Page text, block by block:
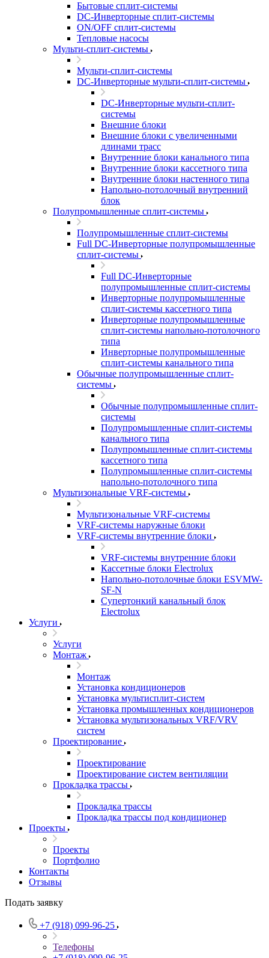
Бытовые сплит-системы
DC-Инверторные сплит-системы
ON/OFF сплит-системы
Тепловые насосы
Мульти-сплит-системы
Мульти-сплит-системы
DC-Инверторные мульти-сплит-системы
DC-Инверторные мульти-сплит-
системы
Внешние блоки
Внешние блоки с увеличенными
длинами трасс
Внутренние блоки канального типа
Внутренние блоки кассетного типа
Внутренние блоки настенного типа
Напольно-потолочный внутренний
блок
Полупромышленные сплит-системы
Полупромышленные сплит-системы
Full DC-Инверторные полупромышленные
сплит-системы
Full DC-Инверторные
полупромышленные сплит-системы
Инверторные полупромышленные
сплит-системы кассетного типа
Инверторные полупромышленные
сплит-системы напольно-потолочного
типа
Инверторные полупромышленные
сплит-системы канального типа
Обычные полупромышленные сплит-
системы
Обычные полупромышленные сплит-
системы
Полупромышленные сплит-системы
канального типа
Полупромышленные сплит-системы
кассетного типа
Полупромышленные сплит-системы
напольно-потолочного типа
Мультизональные VRF-системы
Мультизональные VRF-системы
VRF-системы наружные блоки
VRF-системы внутренние блоки
VRF-системы внутренние блоки
Кассетные блоки Electrolux
Напольно-потолочные блоки ESVMW-
SF-N
Супертонкий канальный блок
Electrolux
Услуги
Услуги
Монтаж
Монтаж
Установка кондиционеров
Установка мультисплит-систем
Установка промышленных кондиционеров
Установка мультизональных VRF/VRV
систем
Проектирование
Проектирование
Проектирование систем вентиляции
Прокладка трассы
Прокладка трассы
Прокладка трассы под кондиционер
Проекты
Проекты
Портфолио
Контакты
Отзывы
Подать заявку
+7 (918) 099-96-25
Телефоны